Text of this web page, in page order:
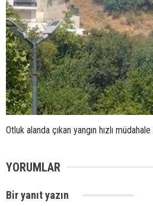
Otluk alanda çıkan yangın hızlı
YORUMLAR
Bir yanıt yazın